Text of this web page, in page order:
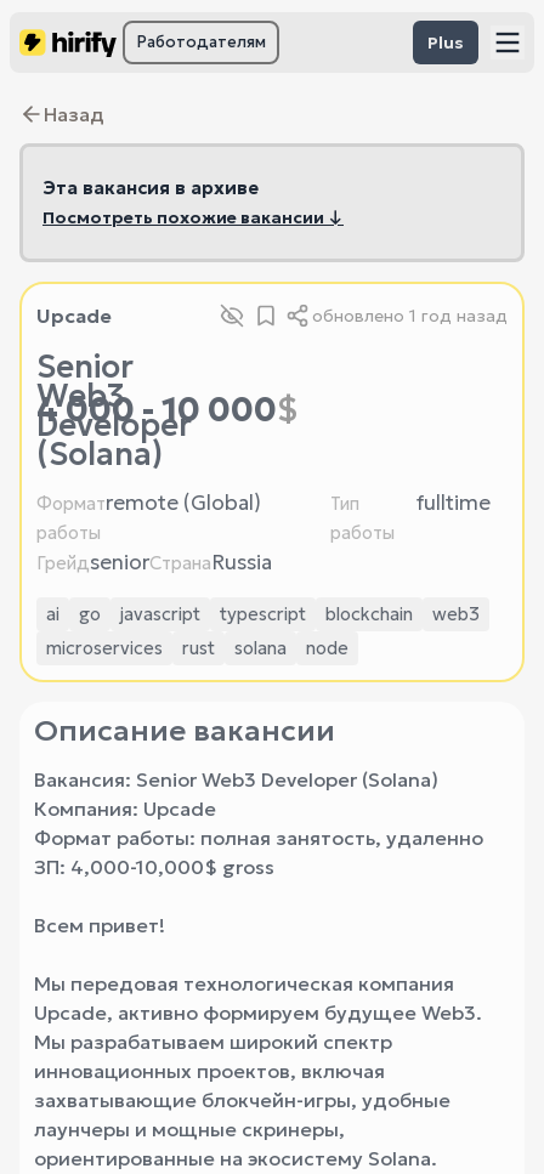
Работодателям Plus
Назад
Эта вакансия в архиве
Посмотреть похожие вакансии ↓
Upcade обновлено 1 год назад
Senior
Web3
Developer
(Solana)
4 000 - 10 000$
Формат
работы
remote (Global)
Тип
работы
fulltime
ГрейдseniorСтранаRussia
ai go javascript typescript blockchain
web3
microservices
rust solana node
Описание вакансии
Вакансия: Senior Web3 Developer (Solana)
Компания: Upcade
Формат работы: полная занятость, удаленно
ЗП: 4,000-10,000$ gross
Всем привет!
Мы передовая технологическая компания
Upcade, активно формируем будущее Web3.
Мы разрабатываем широкий спектр
инновационных проектов, включая
захватывающие блокчейн-игры, удобные
лаунчеры и мощные скринеры,
ориентированные на экосистему Solana.